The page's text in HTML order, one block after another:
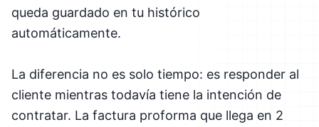
queda guardado en tu histórico
automáticamente.
La diferencia no es solo tiempo: es responder al
cliente mientras todavía tiene la intención de
contratar. La factura proforma que llega en 2